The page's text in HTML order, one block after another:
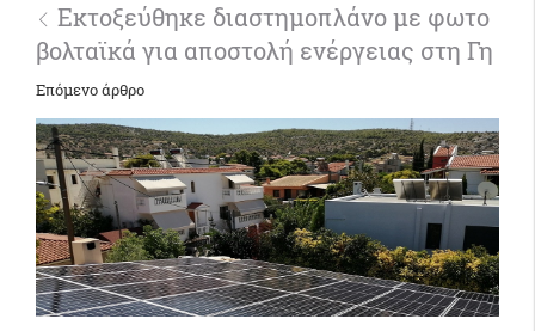
Εκτοξεύθηκε διαστημοπλάνο με φωτο
βολταϊκά για αποστολή ενέργειας στη Γη
Επόμενο άρθρο